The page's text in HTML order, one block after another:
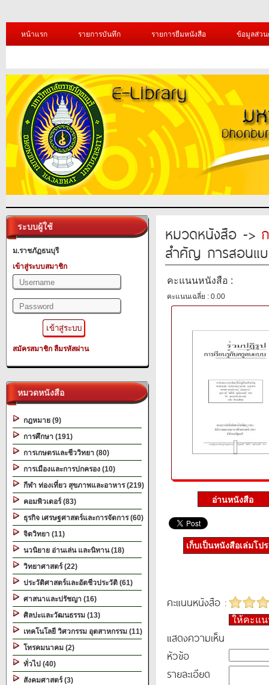
หน้าแรก รายการบันทึก รายการยืมหนังสือ ข้อมูลส่ว
ระบบผู้ใช้
ม.ราชภัฏธนบุรี
เข้าสู่ระบบสมาชิก
สมัครสมาชิก ลืมรหัสผ่าน
หมวดหนังสือ
กฎหมาย (9)
การศึกษา (191)
การเกษตรและชีววิทยา (80)
การเมืองและการปกครอง (10)
กีฬา ท่องเที่ยว สุขภาพและอาหาร (219)
คอมพิวเตอร์ (83)
ธุรกิจ เศรษฐศาสตร์และการจัดการ (60)
จิตวิทยา (11)
นวนิยาย อ่านเล่น และนิทาน (18)
วิทยาศาสตร์ (22)
ประวัติศาสตร์และอัตชีวประวัติ (61)
ศาสนาและปรัชญา (16)
ศิลปะและวัฒนธรรม (13)
เทคโนโลยี วิศวกรรม อุตสาหกรรม (11)
โทรคมนาคม (2)
ทั่วไป (40)
สังคมศาสตร์ (3)
หมวดหนังสือ ->
สำคัญ การสอนแ
คะแนนหนังสือ :
คะแนนเฉลี่ย : 0.00
เก็บเป็นหนังสือเล่มโป
คะแนนหนังสือ :
ให้คะแ
แสดงความเห็น
หัวข้อ
รายละเอียด